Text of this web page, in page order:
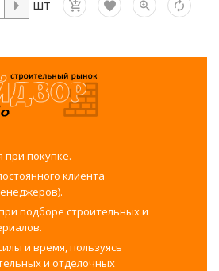
шт
покупке.
клиента
подборе строительных и
и время, пользуясь
и отделочных